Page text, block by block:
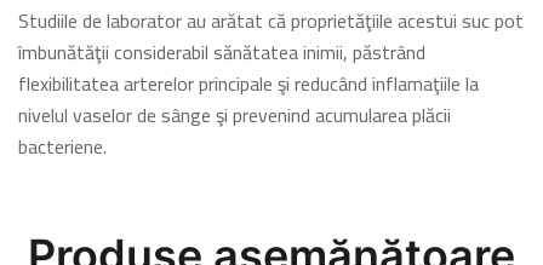
Studiile de laborator au arătat că proprietăţiile acestui suc pot
îmbunătăţii considerabil sănătatea inimii, păstrând
flexibilitatea arterelor principale şi reducând inflamaţiile la
nivelul vaselor de sânge şi prevenind acumularea plăcii
bacteriene.